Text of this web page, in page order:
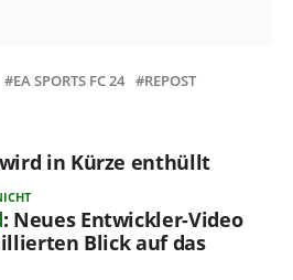
EA SPORTS FC 24
REPOST
wird in Kürze enthüllt
: Neues Entwickler-Video
Blick auf das